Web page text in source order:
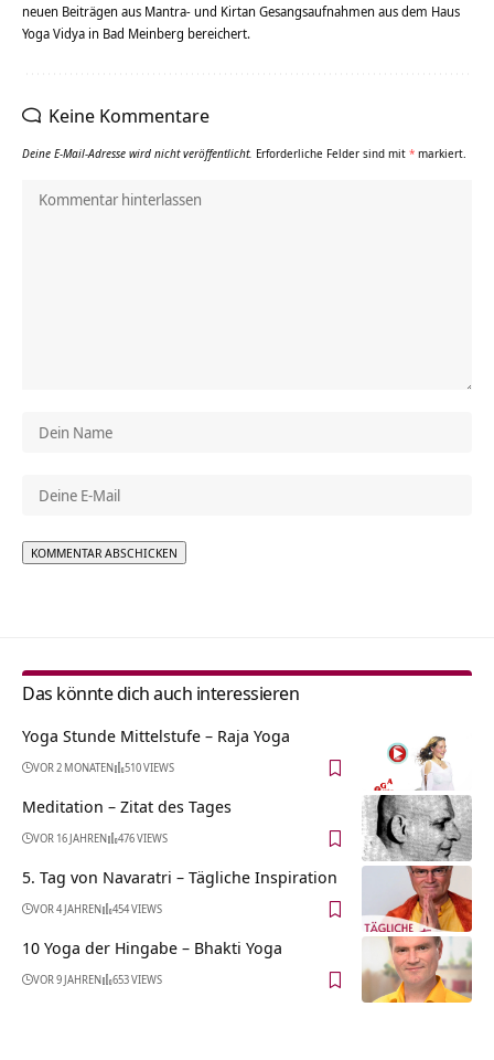
neuen Beiträgen aus Mantra- und Kirtan Gesangsaufnahmen aus dem Haus
Yoga Vidya in Bad Meinberg bereichert.
Keine Kommentare
Deine E-Mail-Adresse wird nicht veröffentlicht. Erforderliche Felder sind mit * markiert.
Das könnte dich auch interessieren
Yoga Stunde Mittelstufe – Raja Yoga
VOR 2 MONATEN 510 VIEWS
Meditation – Zitat des Tages
VOR 16 JAHREN 476 VIEWS
5. Tag von Navaratri – Tägliche Inspiration
VOR 4 JAHREN 454 VIEWS
10 Yoga der Hingabe – Bhakti Yoga
VOR 9 JAHREN 653 VIEWS